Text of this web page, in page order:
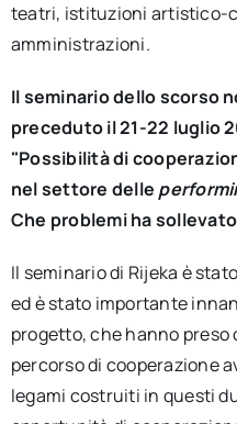
teatri, istituzioni artistico-
amministrazioni.
Il seminario dello scorso
preceduto il 21-22 luglio
"Possibilità di
nel settore delle
Che problemi ha
Il seminario di Rijeka è
ed è stato importante
progetto, che hanno preso
percorso di cooperazione
legami costruiti in questi